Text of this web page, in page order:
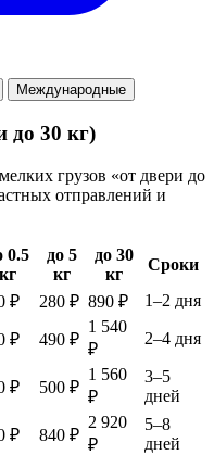
Международные
до 30 кг)
грузов «от двери до
отправлений и
0.5
кг
до 5
кг
до 30
кг
Сроки
₽ 280 ₽ 890 ₽ 1–2 дня
₽ 490 ₽
1 540
₽
2–4 дня
₽ 500 ₽
1 560
₽
3–5
дней
₽ 840 ₽
2 920
₽
5–8
дней